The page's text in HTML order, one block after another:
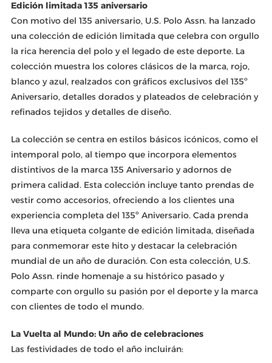
Edición limitada 135 aniversario
Con motivo del 135 aniversario, U.S. Polo Assn. ha lanzado
una colección de edición limitada que celebra con orgullo
la rica herencia del polo y el legado de este deporte. La
colección muestra los colores clásicos de la marca, rojo,
blanco y azul, realzados con gráficos exclusivos del 135º
Aniversario, detalles dorados y plateados de celebración y
refinados tejidos y detalles de diseño.
La colección se centra en estilos básicos icónicos, como el
intemporal polo, al tiempo que incorpora elementos
distintivos de la marca 135 Aniversario y adornos de
primera calidad. Esta colección incluye tanto prendas de
vestir como accesorios, ofreciendo a los clientes una
experiencia completa del 135º Aniversario. Cada prenda
lleva una etiqueta colgante de edición limitada, diseñada
para conmemorar este hito y destacar la celebración
mundial de un año de duración. Con esta colección, U.S.
Polo Assn. rinde homenaje a su histórico pasado y
comparte con orgullo su pasión por el deporte y la marca
con clientes de todo el mundo.
La Vuelta al Mundo: Un año de celebraciones
Las festividades de todo el año incluirán: